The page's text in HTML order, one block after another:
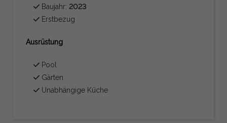
Baujahr:2023
Erstbezug
Ausrüstung
Pool
Gärten
Unabhängige Küche